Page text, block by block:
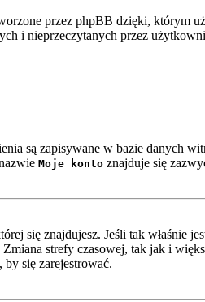
przez phpBB dzięki, którym
i nieprzeczytanych przez
są zapisywane w bazie danych
Moje konto znajduje się
się znajdujesz. Jeśli tak właśnie
strefy czasowej, tak jak i
się zarejestrować.